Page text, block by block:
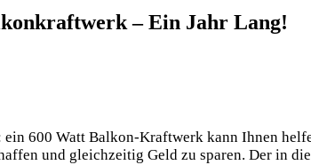
– Ein Jahr Lang!
600 Watt Balkon-Kraftwerk kann Ihnen
und gleichzeitig Geld zu sparen. Der in